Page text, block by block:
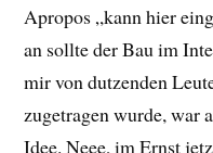
Apropos „kann hier
an sollte der Bau im
mir von dutzenden
zugetragen wurde, war
Idee. Neee, im Ernst